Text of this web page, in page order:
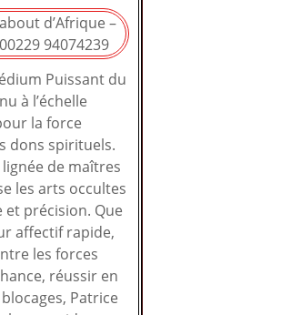
Puissant du
à l’échelle
la force
dons spirituels.
de maîtres
les arts occultes
et précision. Que
affectif rapide,
les forces
réussir en
Patrice